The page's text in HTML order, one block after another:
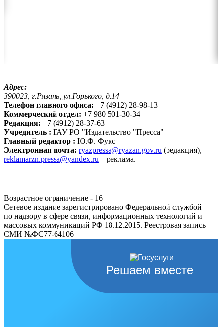
Адрес:
390023, г.Рязань, ул.Горького, д.14
Телефон главного офиса: +7 (4912) 28-98-13
Коммерческий отдел: +7 980 501-30-34
Редакция: +7 (4912) 28-37-63
Учредитель : ГАУ РО "Издательство "Пресса"
Главный редактор : Ю.Ф. Фукс
Электронная почта: ryazpressa@ryazan.gov.ru (редакция),
reklamarzn.pressa@yandex.ru – реклама.
Возрастное ограничение - 16+
Сетевое издание зарегистрировано Федеральной службой
по надзору в сфере связи, информационных технологий и
массовых коммуникаций РФ 18.12.2015. Реестровая запись
СМИ №ФС77-64106
Решаем вместе